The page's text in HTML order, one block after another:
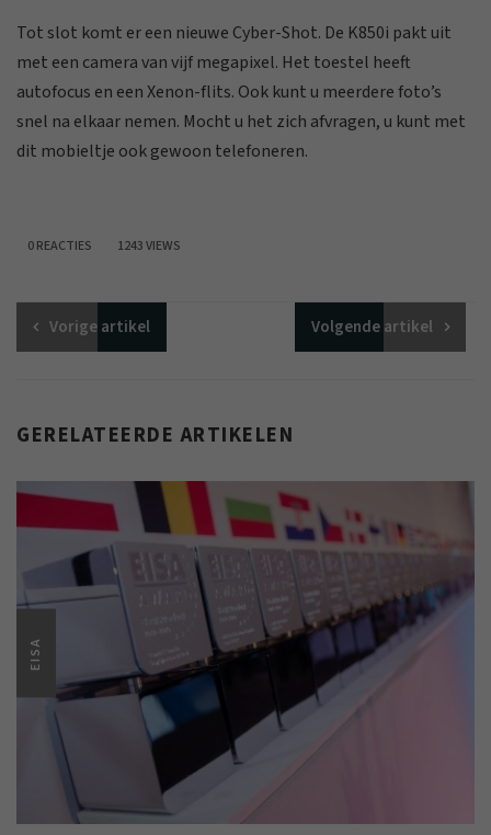
Tot slot komt er een nieuwe Cyber-Shot. De K850i pakt uit
met een camera van vijf megapixel. Het toestel heeft
autofocus en een Xenon-flits. Ook kunt u meerdere foto’s
snel na elkaar nemen. Mocht u het zich afvragen, u kunt met
dit mobieltje ook gewoon telefoneren.
0 REACTIES 1243 VIEWS
Vorigeartikel Volgendeartikel
GERELATEERDE ARTIKELEN
EISA